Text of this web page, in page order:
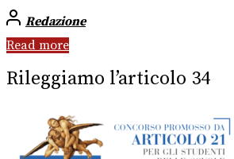
Redazione
Read more
Rileggiamo l’articolo 34